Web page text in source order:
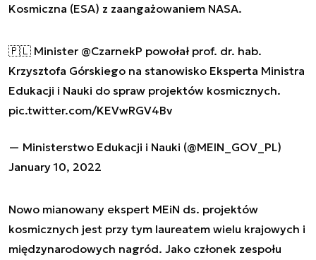
Kosmiczna (ESA) z zaangażowaniem NASA.
🇵🇱 Minister @CzarnekP powołał prof. dr. hab.
Krzysztofa Górskiego na stanowisko Eksperta Ministra
Edukacji i Nauki do spraw projektów kosmicznych.
pic.twitter.com/KEVwRGV4Bv
— Ministerstwo Edukacji i Nauki (@MEIN_GOV_PL)
January 10, 2022
Nowo mianowany ekspert MEiN ds. projektów
kosmicznych jest przy tym laureatem wielu krajowych i
międzynarodowych nagród. Jako członek zespołu